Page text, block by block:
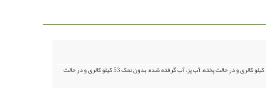
کالری کنگر در حالت پخته، آب پز، آب گرفته شده، با نمک 51 کیلو کالری و در حالت پخته، آب پز، آب گرفته شده، بدون نمک 53 کیلو کالری و در حالت